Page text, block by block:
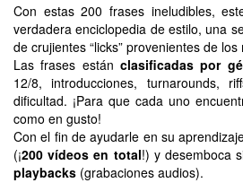
Con estas 200 frases ineludibles,
verdadera enciclopedia de estilo, una
de crujientes “licks” provenientes de
Las frases están clasificadas por
12/8, introducciones,
dificultad. ¡Para que cada uno
como en gusto!
Con el fin de ayudarle en su
(¡200 vídeos en total!) y desemboca
playbacks (grabaciones audios).